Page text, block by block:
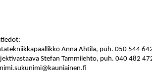
Anna Ahtila, puh. 050 544
Stefan Tammilehto, puh. 040 482